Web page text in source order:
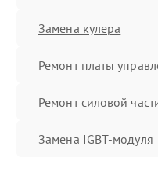
Замена кулера
Ремонт платы
Ремонт силовой
Замена IGBT-модуля